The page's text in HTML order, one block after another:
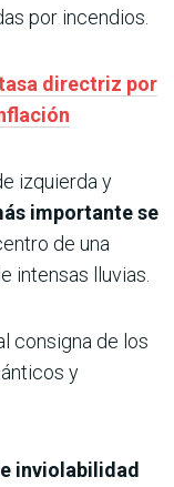
por incendios.
directriz por
izquierda y
importante se
de una
intensas lluvias.
consigna de los
y
inviolabilidad